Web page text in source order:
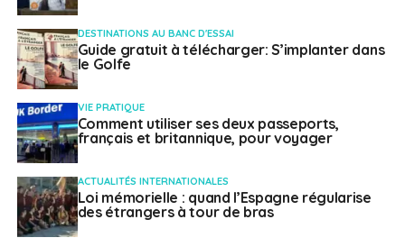
DESTINATIONS AU BANC D'ESSAI
Guide gratuit à télécharger: S’implanter dans
le Golfe
VIE PRATIQUE
Comment utiliser ses deux passeports,
français et britannique, pour voyager
ACTUALITÉS INTERNATIONALES
Loi mémorielle : quand l’Espagne régularise
des étrangers à tour de bras